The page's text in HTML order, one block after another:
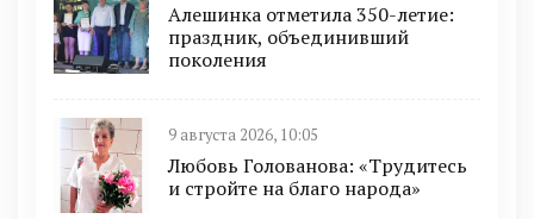
Алешинка отметила 350-летие:
праздник, объединивший
поколения
9 августа 2026, 10:05
Любовь Голованова: «Трудитесь
и стройте на благо народа»